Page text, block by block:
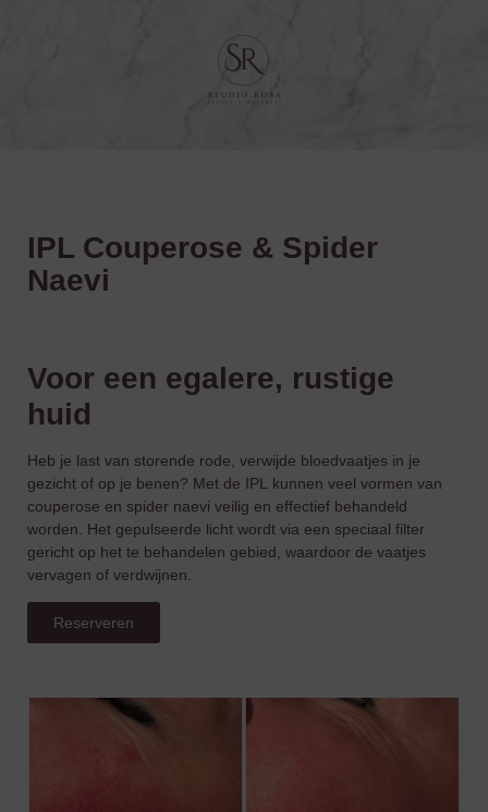
IPL Couperose & Spider
Naevi
Voor een egalere, rustige
huid
Heb je last van storende rode, verwijde bloedvaatjes in je
gezicht of op je benen? Met de IPL
kunnen veel vormen van
couperose en spider naevi veilig en effectief behandeld
worden. Het gepulseerde licht wordt via een speciaal filter
gericht op het te behandelen gebied, waardoor de vaatjes
vervagen of verdwijnen.
Reserveren